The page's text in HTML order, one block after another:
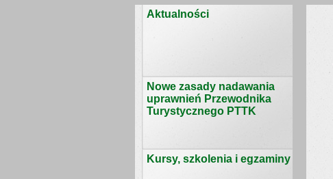
Aktualności
Nowe zasady nadawania
uprawnień Przewodnika
Turystycznego PTTK
Kursy, szkolenia i egzaminy